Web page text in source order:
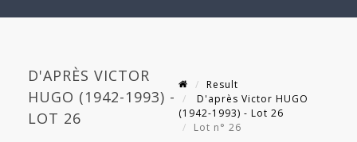
D'APRÈS VICTOR
HUGO (1942-1993) -
LOT 26
Result
D'après Victor HUGO
(1942-1993) - Lot 26
Lot n° 26